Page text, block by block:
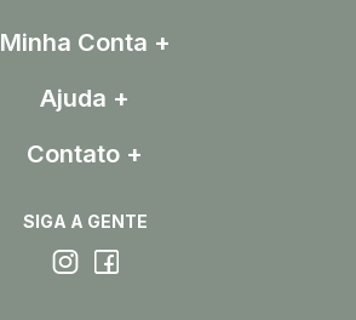
Minha Conta
Ajuda
Contato
SIGA A GENTE